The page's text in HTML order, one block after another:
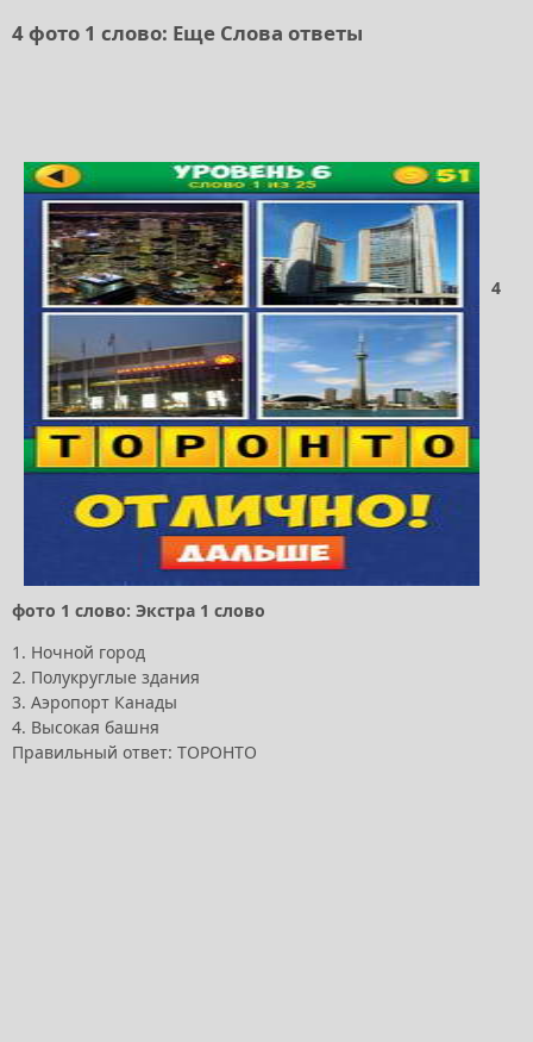
4 фото 1 слово: Еще Слова ответы
4
фото 1 слово: Экстра 1 слово
1. Ночной город
2. Полукруглые здания
3. Аэропорт Канады
4. Высокая башня
Правильный ответ: ТОРОНТО